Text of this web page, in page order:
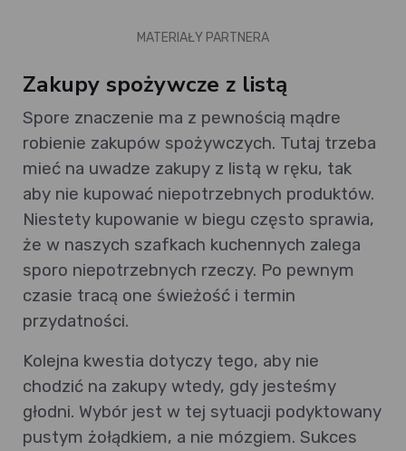
MATERIAŁY PARTNERA
Zakupy spożywcze z listą
Spore znaczenie ma z pewnością mądre
robienie zakupów spożywczych. Tutaj trzeba
mieć na uwadze zakupy z listą w ręku, tak
aby nie kupować niepotrzebnych produktów.
Niestety kupowanie w biegu często sprawia,
że w naszych szafkach kuchennych zalega
sporo niepotrzebnych rzeczy. Po pewnym
czasie tracą one świeżość i termin
przydatności.
Kolejna kwestia dotyczy tego, aby nie
chodzić na zakupy wtedy, gdy jesteśmy
głodni. Wybór jest w tej sytuacji podyktowany
pustym żołądkiem, a nie mózgiem. Sukces